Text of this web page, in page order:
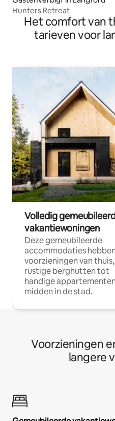
Hunters Retreat
Het comfort van
tarieven voor
Volledig
vakantiewoningen
Deze gemeubileerde
accommodaties
voorzieningen van
rustige berghutten tot
handige
midden in de stad.
Voorzieningen
langere